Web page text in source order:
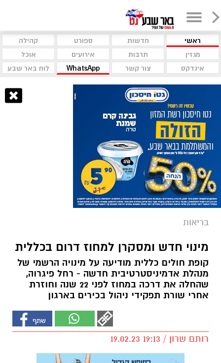
ראשי חדשות ספורט
קהילה
מגזין
תרבות אירועים
אוכל
אינדקס
צור קשר WhatsApp לוח באר שבע
בריאות
מינוי חדש ומסקרן למחוז דרום בכללית
קופת חולים כללית מודיעה על מינויה הרשמי של
מנהלת אדמיניסטרטיבית חדשה - רחל פיגרוה,
שהחלה את דרכה במחוז לפני 22 שנה וחוזרת
אחרי שורת תפקידי ניהול בכירים בארגון
רותם שרון / 19:13 19.02.23